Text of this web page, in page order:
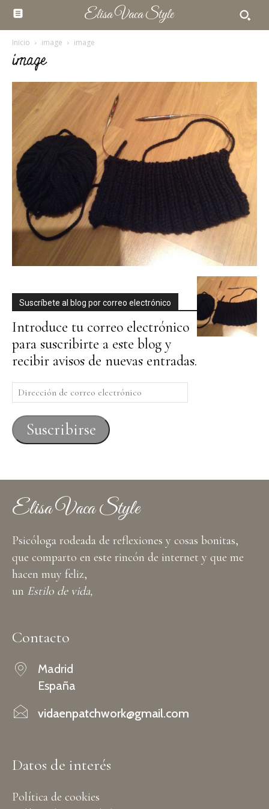
Elisa Vaca Style
Inicio image image
image
Suscríbete al blog por correo electrónico
Introduce tu correo electrónico
para suscribirte a este blog y
recibir avisos de nuevas entradas.
Dirección
de
correo
electrónico
Suscribirse
Elisa Vaca Style
Psicóloga rodeada de reflexiones y cosas bonitas,
que comparto en este rincón de internet y que me
hacen muy feliz,
un Estilo de vida,
Contacto
Madrid
España
vidaenpatchwork@gmail.com
Datos de interés
Política de cookies